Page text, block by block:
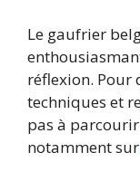
Le gaufrier
réflexion. Pour
techniques et
pas à
notamment sur